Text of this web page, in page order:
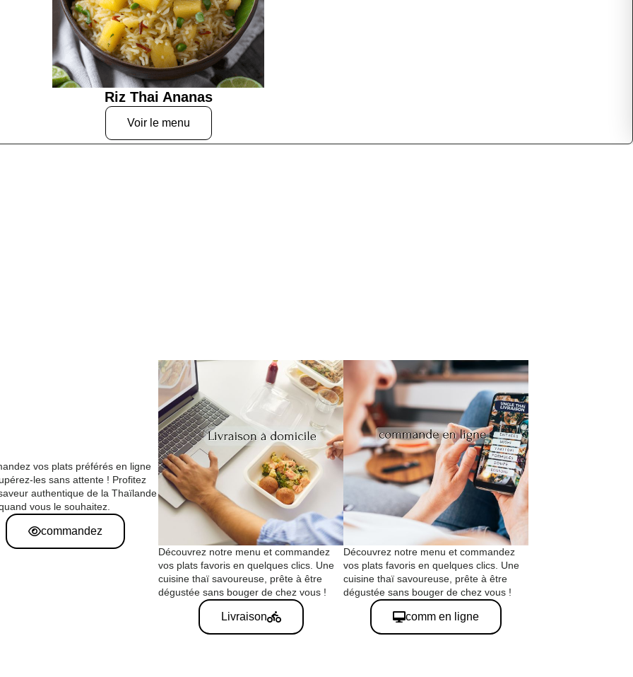
Riz Thai Ananas
Voir le menu
vos plats préférés en ligne
les sans attente ! Profitez
authentique de la Thaïlande
vous le souhaitez.
commandez
Découvrez notre menu et commandez
vos plats favoris en quelques clics. Une
cuisine thaï savoureuse, prête à être
dégustée sans bouger de chez vous !
Livraison
Découvrez notre menu et commandez
vos plats favoris en quelques clics. Une
cuisine thaï savoureuse, prête à être
dégustée sans bouger de chez vous !
comm en ligne